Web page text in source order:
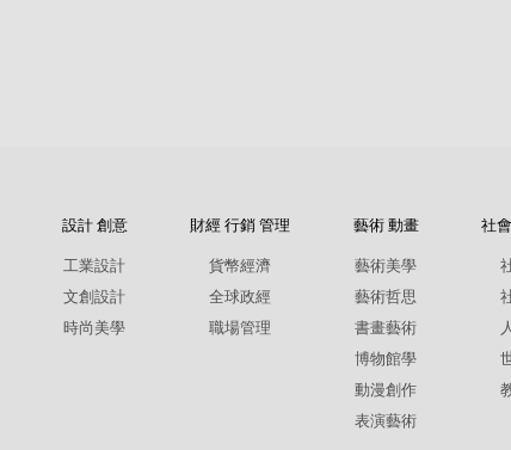
設計 創意
工業設計
文創設計
時尚美學
財經 行銷 管理
貨幣經濟
全球政經
職場管理
藝術 動畫
藝術美學
藝術哲思
書畫藝術
博物館學
動漫創作
表演藝術
社